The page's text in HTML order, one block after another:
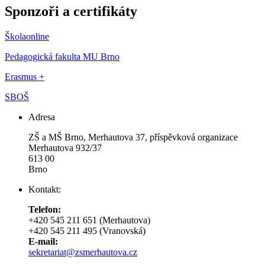
Sponzoři a certifikáty
Školaonline
Pedagogická fakulta MU Brno
Erasmus +
SBOŠ
Adresa
ZŠ a MŠ Brno, Merhautova 37, příspěvková organizace
Merhautova 932/37
613 00
Brno
Kontakt:
Telefon:
+420 545 211 651 (Merhautova)
+420 545 211 495 (Vranovská)
E-mail:
sekretariat@zsmerhautova.cz